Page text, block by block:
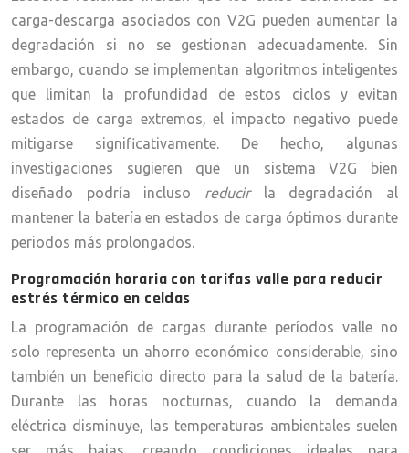
carga-descarga asociados con V2G pueden aumentar la
degradación si no se gestionan adecuadamente. Sin
embargo, cuando se implementan algoritmos inteligentes
que limitan la profundidad de estos ciclos y evitan
estados de carga extremos, el impacto negativo puede
mitigarse significativamente. De hecho, algunas
investigaciones sugieren que un sistema V2G bien
diseñado podría incluso reducir
la degradación al
mantener la batería en estados de carga óptimos durante
periodos más prolongados.
Programación horaria con tarifas valle para reducir
estrés térmico en celdas
La programación de cargas durante períodos valle no
solo representa un ahorro económico considerable, sino
también un beneficio directo para la salud de la batería.
Durante las horas nocturnas, cuando la demanda
eléctrica disminuye, las temperaturas ambientales suelen